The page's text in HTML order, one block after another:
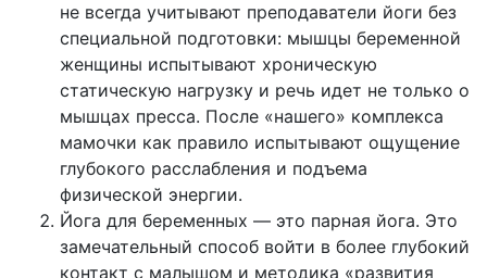
не всегда учитывают преподаватели йоги без
специальной подготовки: мышцы беременной
женщины испытывают хроническую
статическую нагрузку и речь идет не только о
мышцах пресса. После «нашего» комплекса
мамочки как правило испытывают ощущение
глубокого расслабления и подъема
физической энергии.
Йога для беременных — это парная йога. Это
замечательный способ войти в более глубокий
контакт с малышом и методика «развития